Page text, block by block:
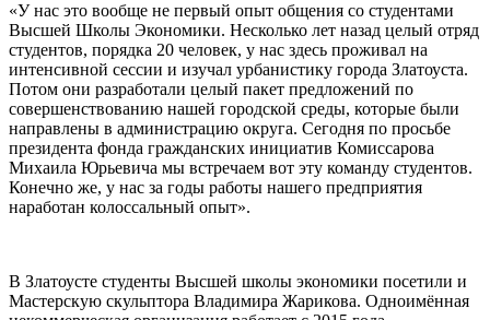
«У нас это вообще не первый опыт общения со студентами
Высшей Школы Экономики. Несколько лет назад целый отряд
студентов, порядка 20 человек, у нас здесь проживал на
интенсивной сессии и изучал урбанистику города Златоуста.
Потом они разработали целый пакет предложений по
совершенствованию нашей городской среды, которые были
направлены в администрацию округа. Сегодня по просьбе
президента фонда гражданских инициатив Комиссарова
Михаила Юрьевича мы встречаем вот эту команду студентов.
Конечно же, у нас за годы работы нашего предприятия
наработан колоссальный опыт».
В Златоусте студенты Высшей школы экономики посетили и
Мастерскую скульптора Владимира Жарикова. Одноимённая